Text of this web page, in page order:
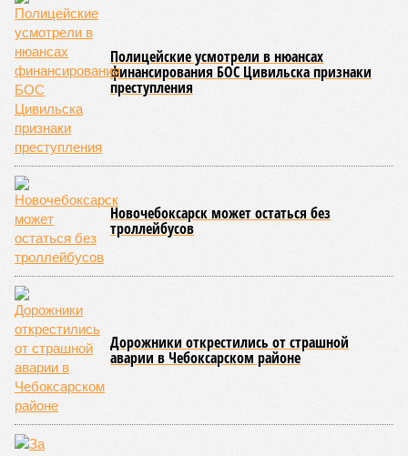
спорта. Такая структура призвана обеспечить системность
в подготовке юных атлетов и создать чёткие ориентиры
для последовательного повышения их квалификации.
Керешу представляет собой традиционное единоборство,
уходящее корнями в культуру чувашского народа. Схватка
проходит следующим образом: соперники располагаются
лицом друг к другу, при этом через пояс каждого из них
перекинуто специальное матерчатое полотенце;
удерживаясь за этот элемент экипировки, борцы вступают
в противоборство, основная задача которого заключается в
том, чтобы опрокинуть противника.
Современная версия чувашской национальной борьбы
была создана в 1990-х годах. С того периода дисциплина
переживает этап активного возрождения, сохраняя при
этом неразрывную связь с многовековыми народными
традициями.
В настоящее время керешу демонстрирует рост
популярности. В 2024 году в столице республики, городе
Чебоксары, на базе спортивной школы № 11 состоялось
торжественное открытие Республиканского центра
единоборств «Керешу». площадка имеет все необходимые